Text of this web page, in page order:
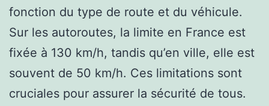
fonction du type de route et du véhicule.
Sur les autoroutes, la limite en France est
fixée à 130 km/h, tandis qu’en ville, elle est
souvent de 50 km/h. Ces limitations sont
cruciales pour assurer la sécurité de tous.